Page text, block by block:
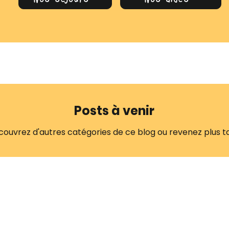
Posts à venir
d'autres catégories de ce blog ou revenez plus